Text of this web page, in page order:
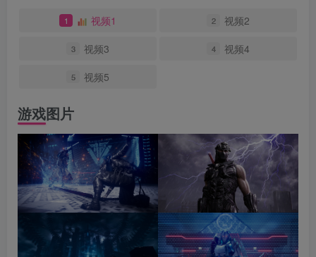
1 视频1 2 视频2
3 视频3 4 视频4
5 视频5
游戏图片